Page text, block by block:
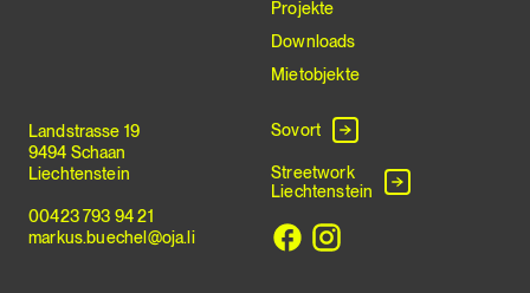
Landstrasse 19
9494 Schaan
Liechtenstein
00423 793 94 21
markus.buechel@oja.li
Projekte
Downloads
Mietobjekte
Sovort
Streetwork
Liechtenstein